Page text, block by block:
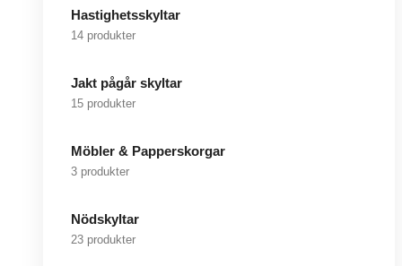
Hastighetsskyltar
14 produkter
Jakt pågår skyltar
15 produkter
Möbler & Papperskorgar
3 produkter
Nödskyltar
23 produkter